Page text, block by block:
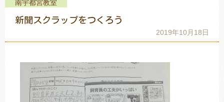
教室一覧
南宇都宮教室
新聞スクラップをつくろう
2019年10月18日